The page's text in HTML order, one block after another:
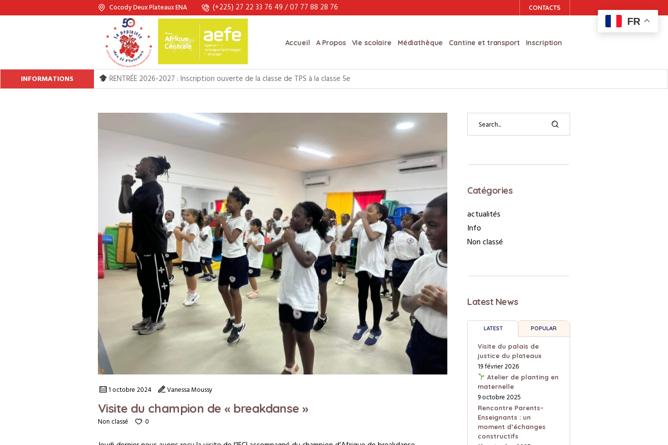
CONTACTS
Cocody Deux Plateaux ENA (+225) 27 22 33 76 49 / 07 77 88 28 76
Accueil A Propos Vie scolaire Médiathèque Cantine et transport Inscription
INFORMATIONS RENTRÉE 2026-2027 : Inscription ouverte de la classe de TPS à la classe 5e
1 octobre 2024 Vanessa Moussy
Visite du champion de « breakdanse »
Non classé 0
Catégories
actualités
Info
Non classé
Latest News
LATEST POPULAR
Visite du palais de
justice du plateaux
19 février 2026
Atelier de planting en
maternelle
9 octobre 2025
Rencontre Parents–
Enseignants : un
moment d’échanges
constructifs
FR